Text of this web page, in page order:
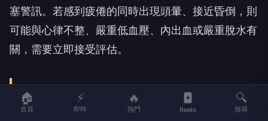
塞警訊。若感到疲倦的同時出現頭暈、接近昏倒，則
可能與心律不整、嚴重低血壓、內出血或嚴重脫水有
關，需要立即接受評估。
🏠
首頁
⚡
即時
🔥
熱門 Reels
🔍
搜尋